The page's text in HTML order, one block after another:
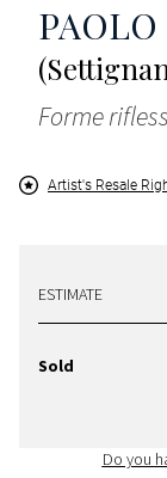
Forme
Artist's Resale
ESTIMATE
Sold
Do you